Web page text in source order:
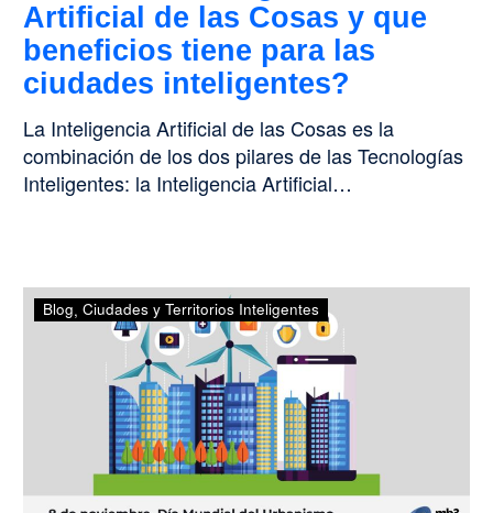
las
ciudades
inteligentes?
Artificial de las Cosas y que
beneficios tiene para las
ciudades inteligentes?
La Inteligencia Artificial de las Cosas es la
combinación de los dos pilares de las Tecnologías
Inteligentes: la Inteligencia Artificial…
8
de
noviembre:
Día
Mundial
del
Urbanismo
Blog Ciudades y Territorios Inteligentes